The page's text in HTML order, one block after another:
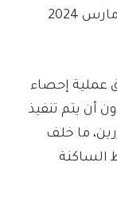
اجتماع لجنة الماء المنعقدة بتاريخ 13 مارس 2024
عملية إحصاء
أن يتم تنفيذ
ما خلف
الساكنة